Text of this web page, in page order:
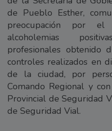
de Pueblo Esther,
preocupación por
alcoholemias
profesionales obtenido
controles realizados en
de la ciudad, por
Comando Regional y
Provincial de Seguridad
de Seguridad Vial.